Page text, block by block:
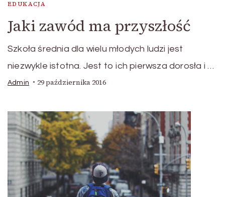
EDUKACJA
Jaki zawód ma przyszłość
Szkoła średnia dla wielu młodych ludzi jest
niezwykle istotna. Jest to ich pierwsza dorosła i …
Admin 29 października 2016